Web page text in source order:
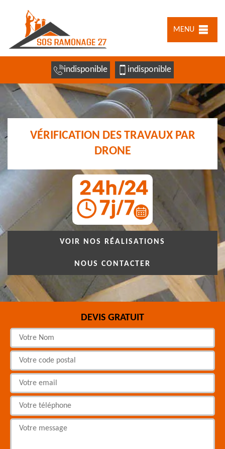
MENU
indisponible indisponible
VÉRIFICATION DES TRAVAUX PAR
DRONE
VOIR NOS RÉALISATIONS
NOUS CONTACTER
DEVIS GRATUIT